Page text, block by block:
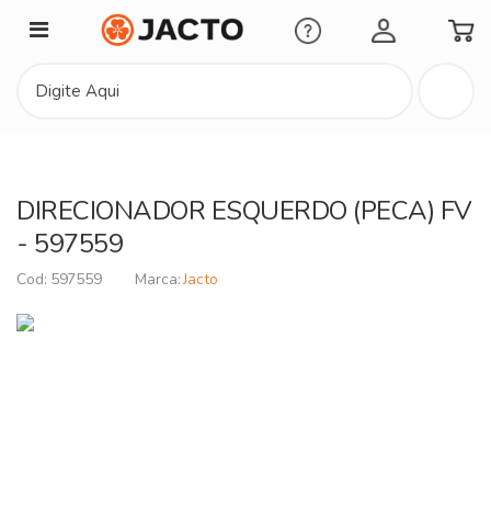
Minha Conta
DIRECIONADOR ESQUERDO (PECA) FV
- 597559
597559 Jacto